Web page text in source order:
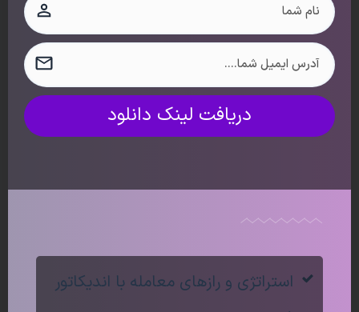
212دیدگاه
استراتژی و رازهای معامله با اندیکاتور
دریافت لینک دانلود